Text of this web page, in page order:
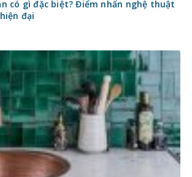
có gì đặc biệt? Điểm nhấn nghệ thuật
đại